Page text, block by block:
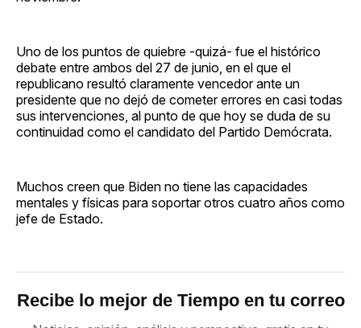
Uno de los puntos de quiebre -quizá- fue el histórico
debate entre ambos del 27 de junio, en el que el
republicano resultó claramente vencedor ante un
presidente que no dejó de cometer errores en casi todas
sus intervenciones, al punto de que hoy se duda de su
continuidad como el candidato del Partido Demócrata.
Muchos creen que Biden no tiene las capacidades
mentales y físicas para soportar otros cuatro años como
jefe de Estado.
Recibe lo mejor de Tiempo en tu correo